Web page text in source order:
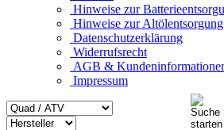
Hinweise zur
Hinweise zur Altölentsorgung
Datenschutzerklärung
Widerrufsrecht
AGB &
Impressum